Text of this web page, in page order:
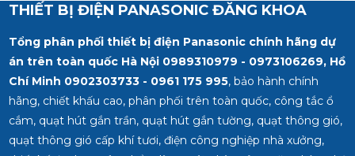
THIẾT BỊ ĐIỆN PANASONIC ĐĂNG KHOA
Tổng phân phối thiết bị điện Panasonic chính hãng dự
án trên toàn quốc Hà Nội 0989310979 - 0973106269, Hồ
Chí Minh 0902303733 - 0961 175 995, bảo hành chính
hãng, chiết khấu cao, phân phối trên toàn quốc, công tắc ổ
cắm, quạt hút gắn trần, quạt hút gắn tường, quạt thông gió,
quạt thông gió cấp khí tươi, điện công nghiệp nhà xưởng,